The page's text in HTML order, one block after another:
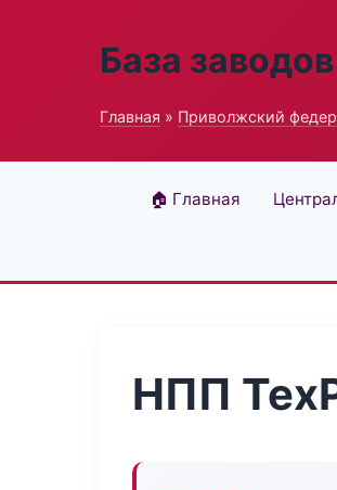
База
Главная » Приволжский
🏠 Главная
НПП